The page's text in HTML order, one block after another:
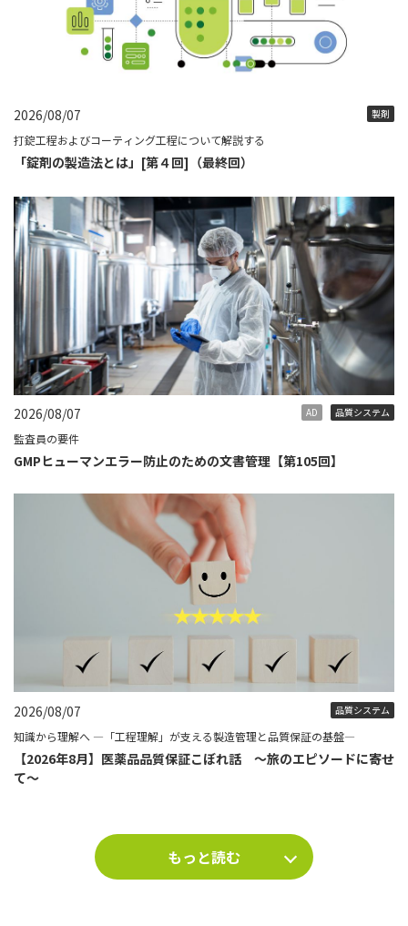
2026/08/07 製剤
打錠工程およびコーティング工程について解説する
「錠剤の製造法とは」[第４回]（最終回）
2026/08/07 AD 品質システム
監査員の要件
GMPヒューマンエラー防止のための文書管理【第105回】
2026/08/07 品質システム
知識から理解へ ―「工程理解」が支える製造管理と品質保証の基盤―
【2026年8月】医薬品品質保証こぼれ話 ～旅のエピソードに寄せ
て～
もっと読む